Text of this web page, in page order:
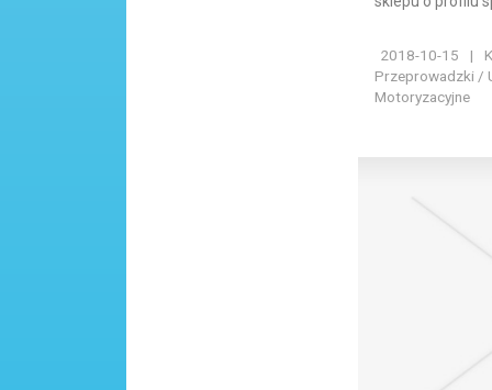
2018-10-15 |
Przeprowadzki /
Motoryzacyjne